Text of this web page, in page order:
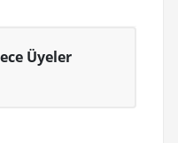
Üyeler